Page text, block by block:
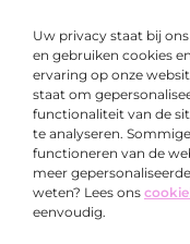
Uw privacy staat bij
en gebruiken cookies
ervaring op onze
staat om
functionaliteit van de
te analyseren.
functioneren van de
meer
weten? Lees ons
eenvoudig.
Over
Bedrijf
“Ontdek een wereld
je zowel inspireren
Bij Exclusiefbedrijf.nl
kwalitatieve
verrijken en je